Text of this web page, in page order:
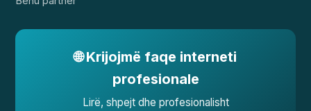
🌐 Krijojmë faqe interneti
profesionale
Lirë, shpejt dhe profesionalisht